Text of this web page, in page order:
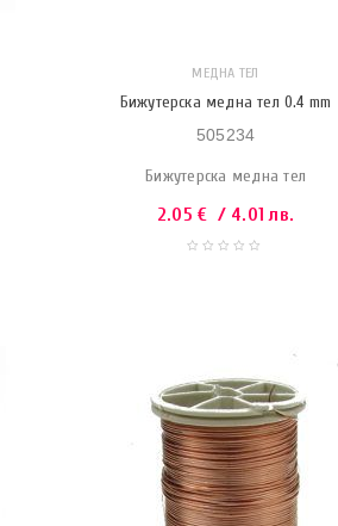
МЕДНА ТЕЛ
Бижутерска медна тел 0.4 mm
505234
Бижутерска медна тел
2.05€ / 4.01 лв.